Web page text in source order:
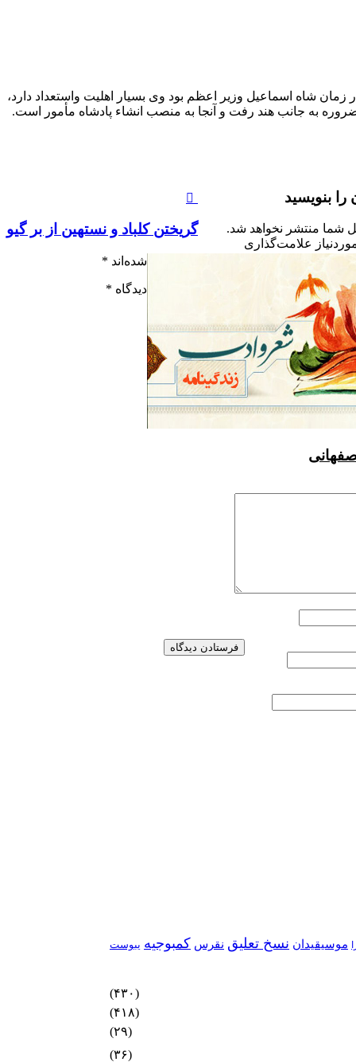
شاه اسماعیل وزیر اعظم بود وی بسیار اهلیت واستعداد دارد،
به جانب هند رفت و آنجا به منصب انشاء پادشاه مأمور است.
گريختن كلباد و نستهين از بر گيو
را بنویسید
شما منتشر نخواهد شد.
علامت‌گذاری
شده‌اند *
دیدگاه *
موسیقیدان نسخ تعلیق نقرس کمبوجیه یبوست
(۴۳۰)
(۴۱۸)
(۲۹)
(۳۶)